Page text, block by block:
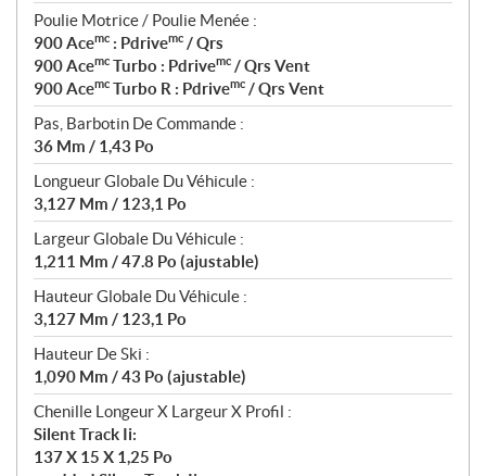
Poulie Motrice / Poulie Menée :
900 Acemc : Pdrivemc / Qrs
900 Acemc Turbo : Pdrivemc / Qrs Vent
900 Acemc Turbo R : Pdrivemc / Qrs Vent
Pas, Barbotin De Commande :
36 Mm / 1,43 Po
Longueur Globale Du Véhicule :
3,127 Mm / 123,1 Po
Largeur Globale Du Véhicule :
1,211 Mm / 47.8 Po (ajustable)
Hauteur Globale Du Véhicule :
3,127 Mm / 123,1 Po
Hauteur De Ski :
1,090 Mm / 43 Po (ajustable)
Chenille Longeur X Largeur X Profil :
Silent Track Ii:
137 X 15 X 1,25 Po